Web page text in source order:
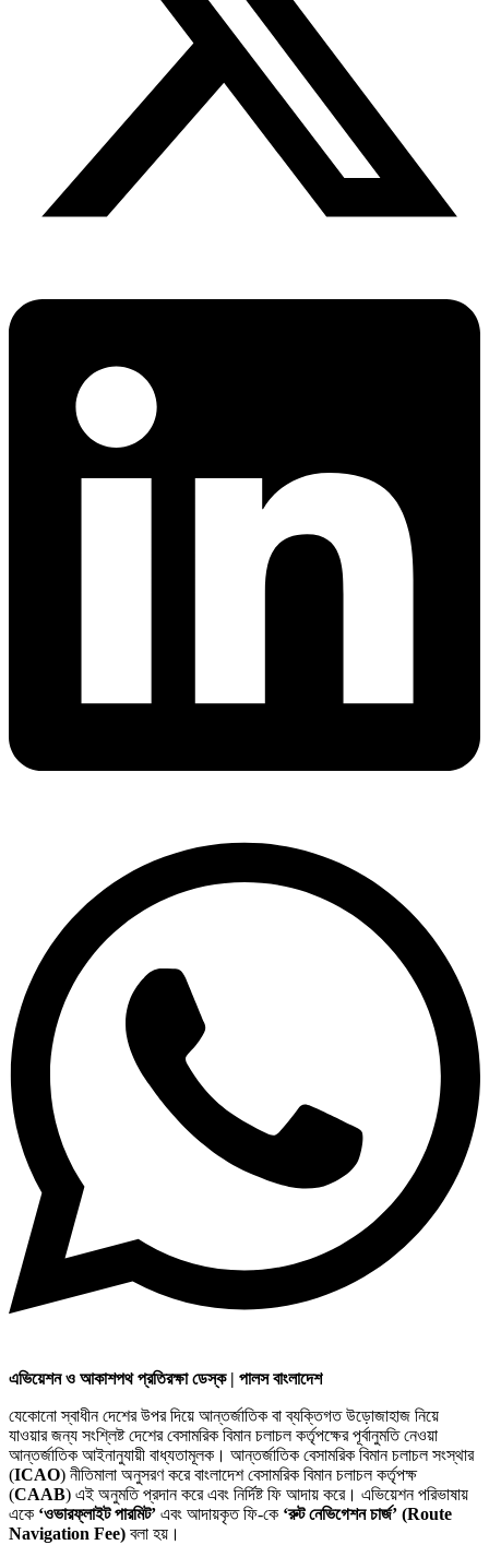
এভিয়েশন ও আকাশপথ প্রতিরক্ষা ডেস্ক | পালস বাংলাদেশ
যেকোনো স্বাধীন দেশের উপর দিয়ে আন্তর্জাতিক বা ব্যক্তিগত উড়োজাহাজ নিয়ে
যাওয়ার জন্য সংশ্লিষ্ট দেশের বেসামরিক বিমান চলাচল কর্তৃপক্ষের পূর্বানুমতি নেওয়া
আন্তর্জাতিক আইনানুযায়ী বাধ্যতামূলক। আন্তর্জাতিক বেসামরিক বিমান চলাচল সংস্থার
(ICAO) নীতিমালা অনুসরণ করে বাংলাদেশ বেসামরিক বিমান চলাচল কর্তৃপক্ষ
(CAAB) এই অনুমতি প্রদান করে এবং নির্দিষ্ট ফি আদায় করে। এভিয়েশন পরিভাষায়
একে ‘ওভারফ্লাইট পারমিট’ এবং আদায়কৃত ফি-কে ‘রুট নেভিগেশন চার্জ’ (Route
Navigation Fee) বলা হয়।